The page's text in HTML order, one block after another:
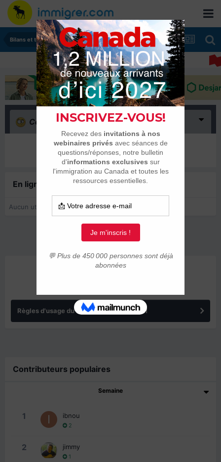
Bilans et tranches de vie
Confus (0)
Il n’y a encore rien ici
En ligne récemment0 membre est en ligne
Aucun utilisateur enregistré regarde cette page.
Règles d'usage du forum IMMIGRER.COM
Contributeurs populaires
Semaine
1 ibnou
2
2 jimmy
1